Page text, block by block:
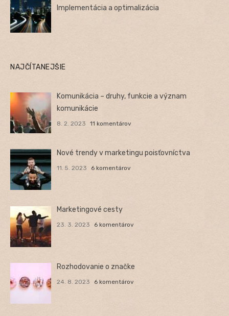
Implementácia a optimalizácia
NAJČÍTANEJŠIE
Komunikácia – druhy, funkcie a význam
komunikácie
8. 2. 2023 11 komentárov
Nové trendy v marketingu poisťovníctva
11. 5. 2023 6 komentárov
Marketingové cesty
23. 3. 2023 6 komentárov
Rozhodovanie o značke
24. 8. 2023 6 komentárov